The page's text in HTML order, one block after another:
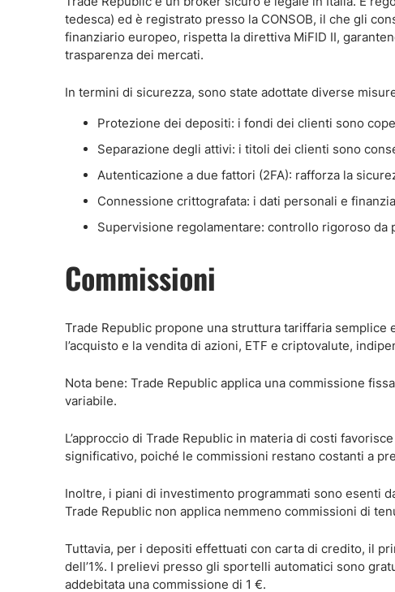
tedesca) ed è registrato presso la CONSOB, il che gli
finanziario europeo, rispetta la direttiva MiFID II,
trasparenza dei mercati.
In termini di sicurezza, sono state adottate diverse
Protezione dei depositi: i fondi dei clienti sono
Separazione degli attivi: i titoli dei clienti sono
Autenticazione a due fattori (2FA): rafforza la
Connessione crittografata: i dati personali e
Supervisione regolamentare: controllo rigoroso da
Commissioni
Trade Republic propone una struttura tariffaria
l’acquisto e la vendita di azioni, ETF e criptovalute,
Nota bene: Trade Republic applica una commissione
variabile.
L’approccio di Trade Republic in materia di costi
significativo, poiché le commissioni restano costanti a
Inoltre, i piani di investimento programmati sono esenti
Trade Republic non applica nemmeno commissioni di
Tuttavia, per i depositi effettuati con carta di credito, il
dell’1%. I prelievi presso gli sportelli automatici sono
addebitata una commissione di 1 €.